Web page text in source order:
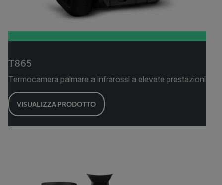
T865
Termocamera palmare a infrarossi a elevate prestazioni
VISUALIZZA PRODOTTO